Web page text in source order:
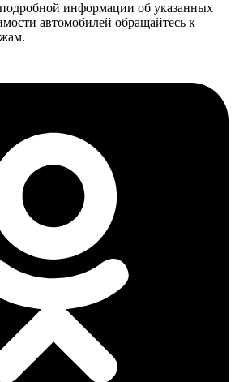
информации об указанных
автомобилей обращайтесь к